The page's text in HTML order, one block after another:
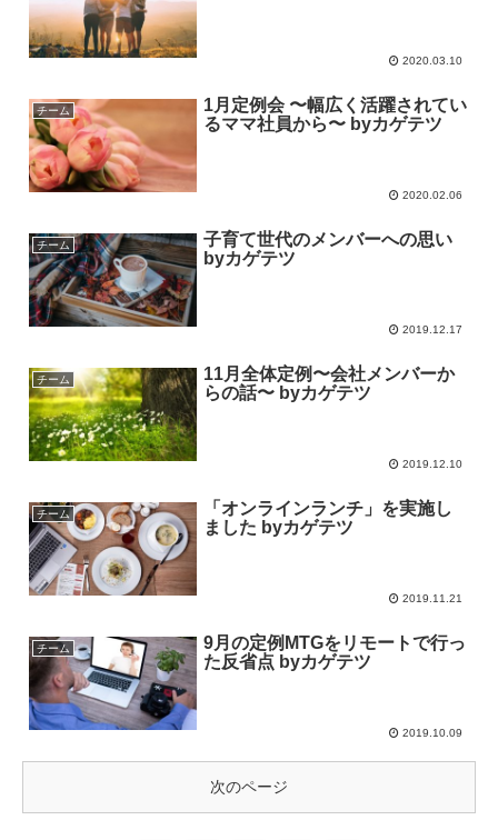
2020.03.10
チーム
1月定例会 〜幅広く活躍されてい
るママ社員から〜 byカゲテツ
2020.02.06
チーム
子育て世代のメンバーへの思い
byカゲテツ
2019.12.17
チーム
11月全体定例〜会社メンバーか
らの話〜 byカゲテツ
2019.12.10
チーム
「オンラインランチ」を実施し
ました byカゲテツ
2019.11.21
チーム
9月の定例MTGをリモートで行っ
た反省点 byカゲテツ
2019.10.09
次のページ